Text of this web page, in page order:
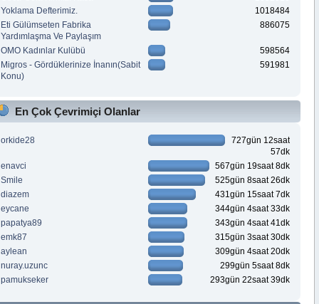
Yoklama Defterimiz.
1018484
Eti Gülümseten Fabrika
Yardımlaşma Ve Paylaşım
886075
OMO Kadınlar Kulübü
598564
Migros - Gördüklerinize İnanın(Sabit
Konu)
591981
En Çok Çevrimiçi Olanlar
orkide28
727gün 12saat
57dk
enavci
567gün 19saat 8dk
Smile
525gün 8saat 26dk
diazem
431gün 15saat 7dk
eycane
344gün 4saat 33dk
papatya89
343gün 4saat 41dk
emk87
315gün 3saat 30dk
aylean
309gün 4saat 20dk
nuray.uzunc
299gün 5saat 8dk
pamukseker
293gün 22saat 39dk